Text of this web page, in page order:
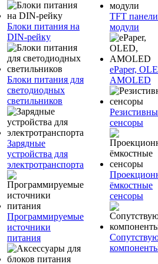
Блоки питания на
DIN-рейку
Блоки питания для
светодиодных
светильников
Зарядные
устройства для
электротранспорта
Программируемые
источники
питания
TFT
модули
ePaper,
AMOLED
сенсоры
ёмкостные
сенсоры